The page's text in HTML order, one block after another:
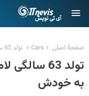
صفحهٔ اصلی Cars تولد 63 سالگی لامبورگینی و کادوی این برند به خودش
تولد 63
به خودش